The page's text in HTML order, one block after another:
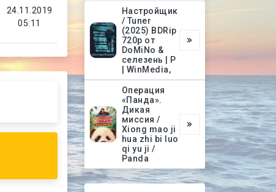
24.11.2019
05:11
Настройщик
/ Tuner
(2025) BDRip
720p от
DoMiNo &
селезень | P
| WinMedia,
Операция
«Панда».
Дикая
миссия /
Xiong mao ji
hua zhi bi luo
qi yu ji /
Panda